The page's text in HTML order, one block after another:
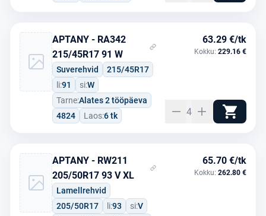
APTANY - RA342
215/45R17 91 W
Suverehvid
215/45R17
li:91 si:W
Tarne:Alates 2 tööpäeva
4824
Laos:6 tk
63.29 €/tk
Kokku: 229.16 €
4
APTANY - RW211
205/50R17 93 V XL
Lamellrehvid
205/50R17
li:93 si:V
65.70 €/tk
Kokku: 262.80 €